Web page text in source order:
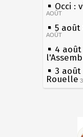
Occi :
AOÛT
5 août
AOÛT
4
3 août
Rouelle
les